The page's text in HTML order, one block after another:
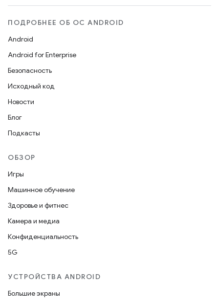
ПОДРОБНЕЕ ОБ ОС ANDROID
Android
Android for Enterprise
Безопасность
Исходный код
Новости
Блог
Подкасты
ОБЗОР
Игры
Машинное обучение
Здоровье и фитнес
Камера и медиа
Конфиденциальность
5G
УСТРОЙСТВА ANDROID
Большие экраны